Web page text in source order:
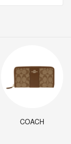
COACH